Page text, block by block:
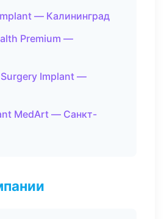
— Калининград
Premium —
Implant —
MedArt — Санкт-